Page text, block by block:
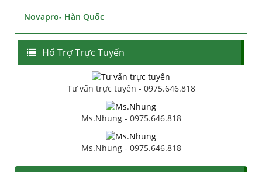
Novapro- Hàn Quốc
Hổ Trợ Trực Tuyến
Tư vấn trực tuyến - 0975.646.818
Ms.Nhung - 0975.646.818
Ms.Nhung - 0975.646.818